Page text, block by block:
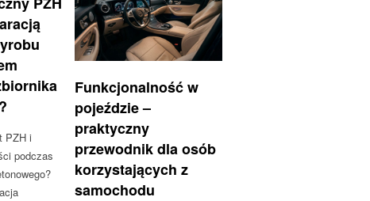
PZH i
podczas
Funkcjonalność w
pojeździe –
praktyczny
przewodnik dla osób
korzystających z
samochodu